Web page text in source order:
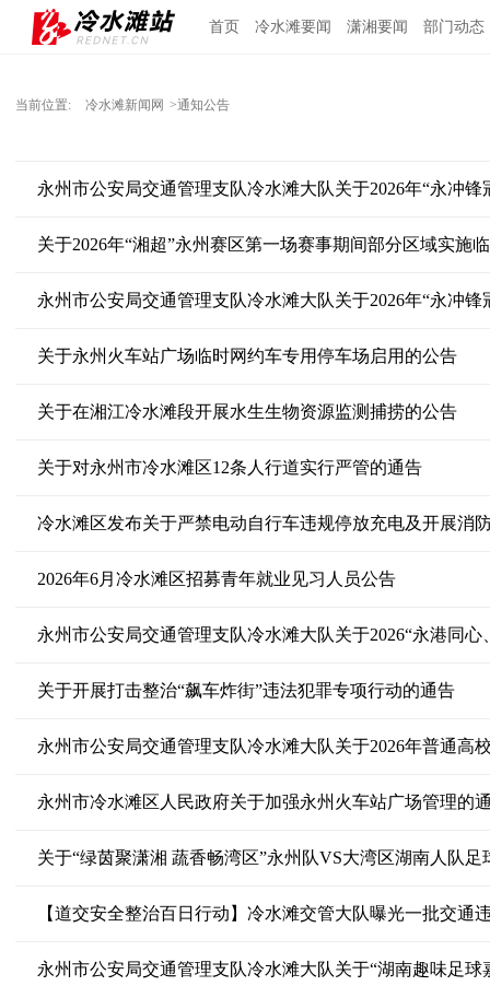
首页 冷水滩要闻 潇湘要闻 部门动态
当前位置: 冷水滩新闻网 >通知公告
关于2026年“湘超”永州赛区第一场赛事期间部分区域实施
关于永州火车站广场临时网约车专用停车场启用的公告
关于在湘江冷水滩段开展水生生物资源监测捕捞的公告
关于对永州市冷水滩区12条人行道实行严管的通告
冷水滩区发布关于严禁电动自行车违规停放充电及开展消
2026年6月冷水滩区招募青年就业见习人员公告
关于开展打击整治“飙车炸街”违法犯罪专项行动的通告
永州市冷水滩区人民政府关于加强永州火车站广场管理的
【道交安全整治百日行动】冷水滩交管大队曝光一批交通违